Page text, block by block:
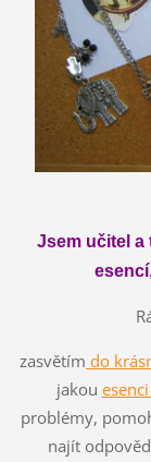
Jsem učitel
zasvětím do
jakou
problémy,
najít